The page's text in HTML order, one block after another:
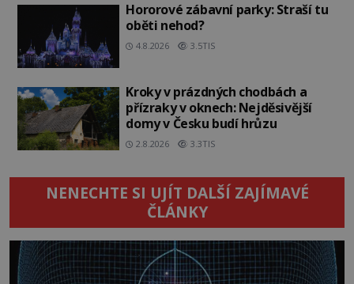
Hororové zábavní parky: Straší tu
oběti nehod?
4.8.2026 3.5TIS
Kroky v prázdných chodbách a
přízraky v oknech: Nejděsivější
domy v Česku budí hrůzu
2.8.2026 3.3TIS
NENECHTE SI UJÍT DALŠÍ ZAJÍMAVÉ
ČLÁNKY